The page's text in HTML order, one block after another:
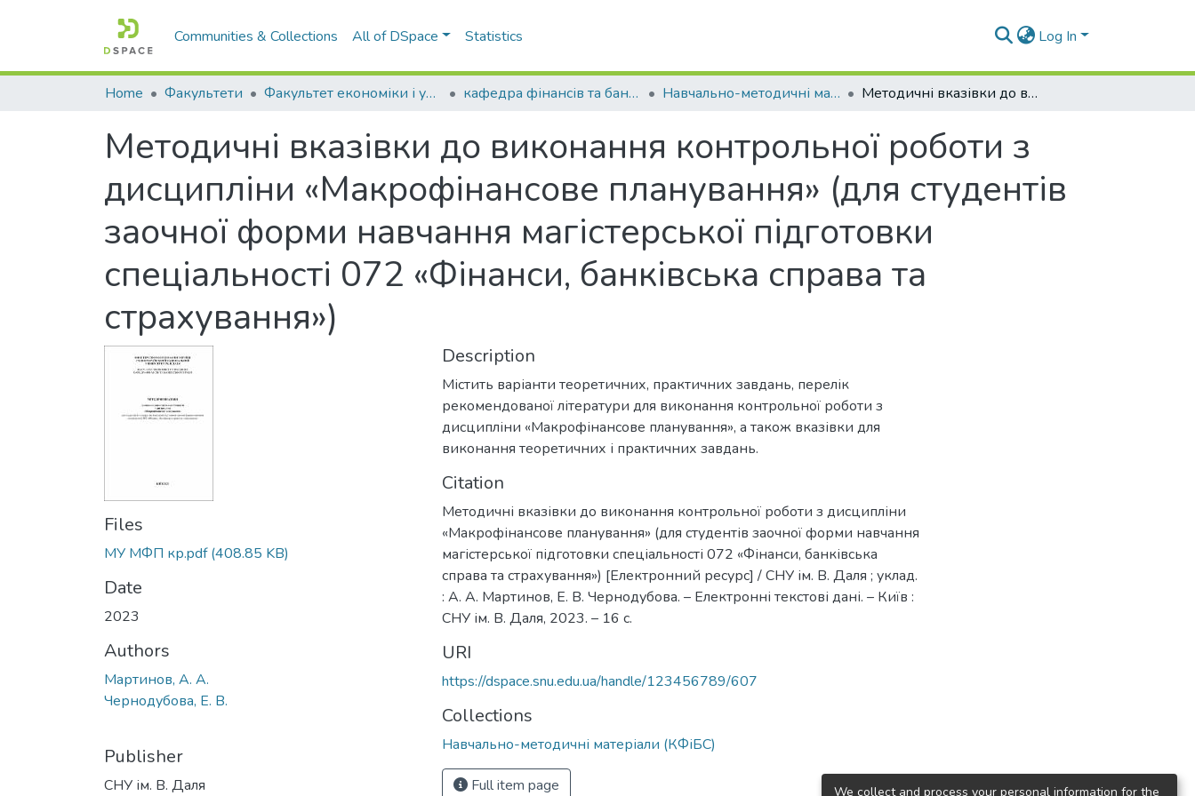
Communities & Collections All of DSpace Statistics Log In
Home Факультети Факультет економіки і управління кафедра фінансів та банківської справи Навчально-методичні матеріали (КФіБС) Методичні вказівки до виконання контрольної роботи з дисципліни «Макрофінансове планування» (для студентів заочної форми навчання магістерської підготовки спеціальності 072 «Фінанси, банківська справа та страхування»)
Методичні вказівки до виконання контрольної роботи з
дисципліни «Макрофінансове планування» (для студентів
заочної форми навчання магістерської підготовки
спеціальності 072 «Фінанси, банківська справа та
страхування»)
Files
МУ МФП кр.pdf(408.85 KB)
Date
2023
Authors
Мартинов, А. А.
Чернодубова, Е. В.
Publisher
СНУ ім. В. Даля
Description
Містить варіанти теоретичних, практичних завдань, перелік
рекомендованої літератури для виконання контрольної роботи з
дисципліни «Макрофінансове планування», а також вказівки для
виконання теоретичних і практичних завдань.
Citation
Методичні вказівки до виконання контрольної роботи з дисципліни
«Макрофінансове планування» (для студентів заочної форми навчання
магістерської підготовки спеціальності 072 «Фінанси, банківська
справа та страхування») [Електронний ресурс] / СНУ ім. В. Даля ; уклад.
: А. А. Мартинов, Е. В. Чернодубова. – Електронні текстові дані. – Київ :
СНУ ім. В. Даля, 2023. – 16 с.
URI
https://dspace.snu.edu.ua/handle/123456789/607
Collections
Навчально-методичні матеріали (КФіБС)
Full item page We collect and process your personal information for the